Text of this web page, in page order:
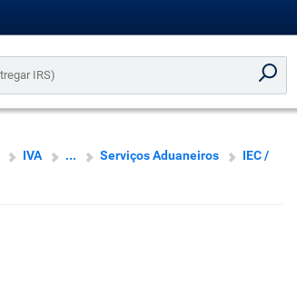
IVA ... Serviços Aduaneiros
IEC /